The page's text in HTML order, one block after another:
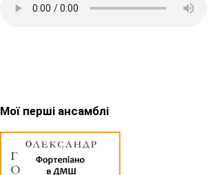
Мої перші ансамблі